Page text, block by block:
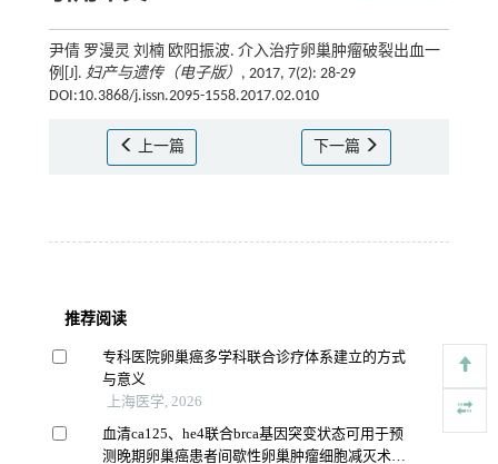
尹倩 罗漫灵 刘楠 欧阳振波. 介入治疗卵巢肿瘤破裂出血一
例[J]. 妇产与遗传（电子版） , 2017, 7(2): 28-29
DOI:10.3868/j.issn.2095-1558.2017.02.010
上一篇 下一篇